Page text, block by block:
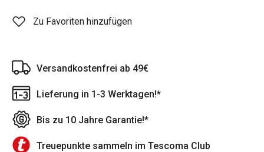
Zu Favoriten hinzufügen
Versandkostenfrei ab 49€
Lieferung in 1-3 Werktagen!*
Bis zu 10 Jahre Garantie!*
Treuepunkte sammeln im Tescoma Club